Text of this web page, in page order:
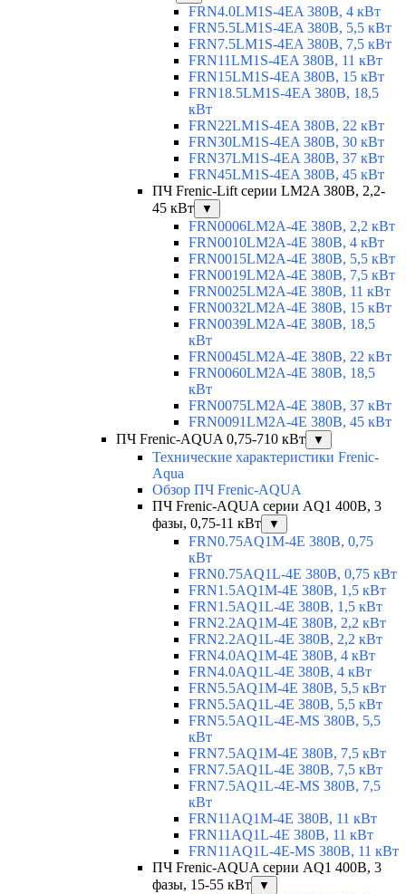
FRN4.0LM1S-4EA 380В, 4 кВт
FRN5.5LM1S-4EA 380В, 5,5 кВт
FRN7.5LM1S-4EA 380В, 7,5 кВт
FRN11LM1S-4EA 380В, 11 кВт
FRN15LM1S-4EA 380В, 15 кВт
FRN18.5LM1S-4EA 380В, 18,5
кВт
FRN22LM1S-4EA 380В, 22 кВт
FRN30LM1S-4EA 380В, 30 кВт
FRN37LM1S-4EA 380В, 37 кВт
FRN45LM1S-4EA 380В, 45 кВт
ПЧ Frenic-Lift серии LM2A 380В, 2,2-
45 кВт
▼
FRN0006LM2A-4E 380В, 2,2 кВт
FRN0010LM2A-4E 380В, 4 кВт
FRN0015LM2A-4E 380В, 5,5 кВт
FRN0019LM2A-4E 380В, 7,5 кВт
FRN0025LM2A-4E 380В, 11 кВт
FRN0032LM2A-4E 380В, 15 кВт
FRN0039LM2A-4E 380В, 18,5
кВт
FRN0045LM2A-4E 380В, 22 кВт
FRN0060LM2A-4E 380В, 18,5
кВт
FRN0075LM2A-4E 380В, 37 кВт
FRN0091LM2A-4E 380В, 45 кВт
ПЧ Frenic-AQUA 0,75-710 кВт
▼
Технические характеристики Frenic-
Aqua
Обзор ПЧ Frenic-AQUA
ПЧ Frenic-AQUA серии AQ1 400В, 3
фазы, 0,75-11 кВт
▼
FRN0.75AQ1M-4E 380В, 0,75
кВт
FRN0.75AQ1L-4E 380В, 0,75 кВт
FRN1.5AQ1M-4E 380В, 1,5 кВт
FRN1.5AQ1L-4E 380В, 1,5 кВт
FRN2.2AQ1M-4E 380В, 2,2 кВт
FRN2.2AQ1L-4E 380В, 2,2 кВт
FRN4.0AQ1M-4E 380В, 4 кВт
FRN4.0AQ1L-4E 380В, 4 кВт
FRN5.5AQ1M-4E 380В, 5,5 кВт
FRN5.5AQ1L-4E 380В, 5,5 кВт
FRN5.5AQ1L-4E-MS 380В, 5,5
кВт
FRN7.5AQ1M-4E 380В, 7,5 кВт
FRN7.5AQ1L-4E 380В, 7,5 кВт
FRN7.5AQ1L-4E-MS 380В, 7,5
кВт
FRN11AQ1M-4E 380В, 11 кВт
FRN11AQ1L-4E 380В, 11 кВт
FRN11AQ1L-4E-MS 380В, 11 кВт
ПЧ Frenic-AQUA серии AQ1 400В, 3
фазы, 15-55 кВт
▼